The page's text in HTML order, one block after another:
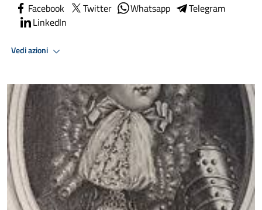
Facebook Twitter Whatsapp
Telegram
LinkedIn
Vedi azioni